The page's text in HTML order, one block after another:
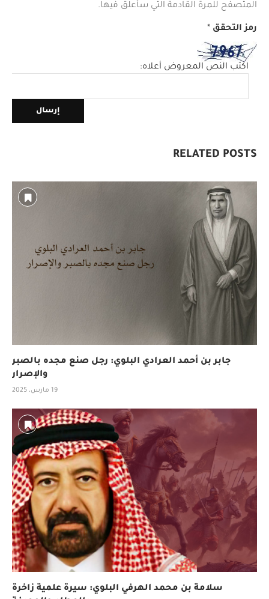
المتصفح للمرة القادمة التي سأعلق فيها.
رمز التحقق *
اكتب النص المعروض أعلاه:
RELATED POSTS
جابر بن أحمد العرادي البلوي: رجل صنع مجده بالصبر
والإصرار
19 مارس، 2025
سلامة بن محمد الهرفي البلوي: سيرة علمية زاخرة